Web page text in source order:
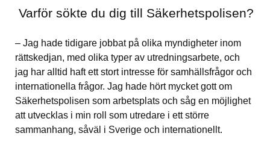
Varför sökte du dig till Säkerhetspolisen?
– Jag hade tidigare jobbat på olika myndigheter inom
rättskedjan, med olika typer av utredningsarbete, och
jag har alltid haft ett stort intresse för samhällsfrågor och
internationella frågor. Jag hade hört mycket gott om
Säkerhetspolisen som arbetsplats och såg en möjlighet
att utvecklas i min roll som utredare i ett större
sammanhang, såväl i Sverige och internationellt.